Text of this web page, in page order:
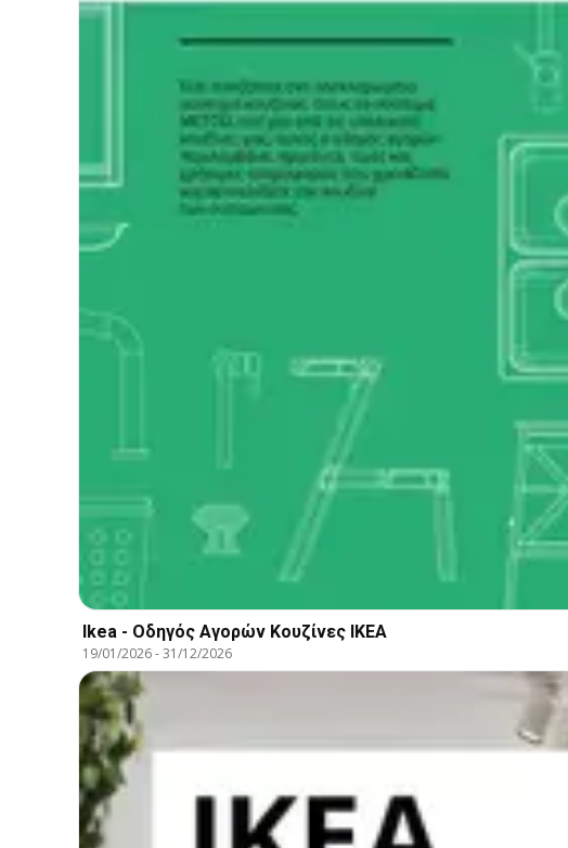
Ikea - Οδηγός Αγορών Κουζίνες IKEA
19/01/2026-31/12/2026